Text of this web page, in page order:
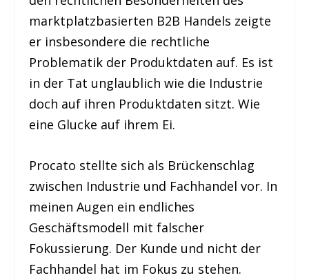
marktplatzbasierten B2B Handels zeigte
er insbesondere die rechtliche
Problematik der Produktdaten auf. Es ist
in der Tat unglaublich wie die Industrie
doch auf ihren Produktdaten sitzt. Wie
eine Glucke auf ihrem Ei.
Procato stellte sich als Brückenschlag
zwischen Industrie und Fachhandel vor. In
meinen Augen ein endliches
Geschäftsmodell mit falscher
Fokussierung. Der Kunde und nicht der
Fachhandel hat im Fokus zu stehen.